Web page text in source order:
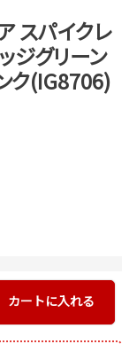
スパイクレ
ジグリーン
ク(IG8706)
カートに入れる